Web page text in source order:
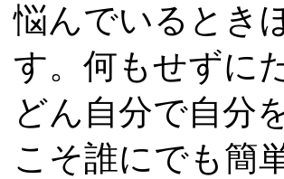
悩んでいるとき
す。何もせずに
どん自分で自分
こそ誰にでも簡